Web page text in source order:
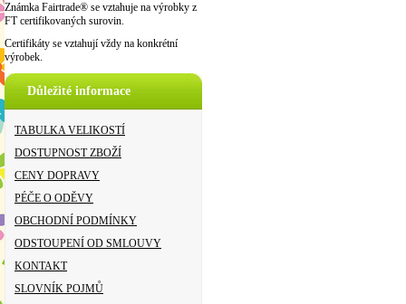
Známka Fairtrade® se vztahuje na výrobky z
FT certifikovaných surovin.
Certifikáty se vztahují vždy na konkrétní
výrobek.
Důležité informace
TABULKA VELIKOSTÍ
DOSTUPNOST ZBOŽÍ
CENY DOPRAVY
PÉČE O ODĚVY
OBCHODNÍ PODMÍNKY
ODSTOUPENÍ OD SMLOUVY
KONTAKT
SLOVNÍK POJMŮ